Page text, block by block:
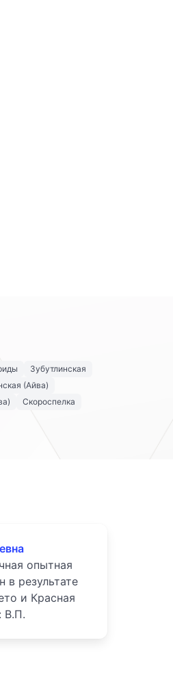
Зубутлинская
(Айва)
Скороспелка
опытная
в результате
и Красная
В.П.